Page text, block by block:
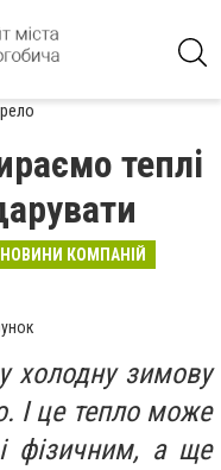
теплі
НОВИНИ КОМПАНІЙ
холодну зимову
І це тепло може
фізичним, а ще